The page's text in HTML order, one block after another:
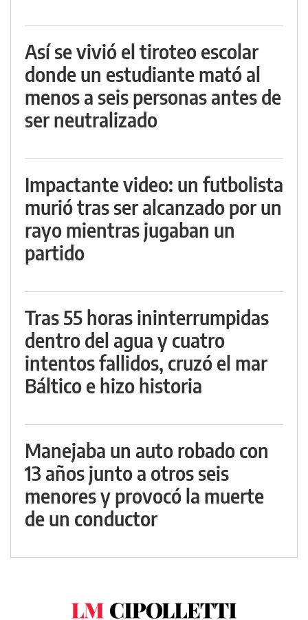
Así se vivió el tiroteo escolar
donde un estudiante mató al
menos a seis personas antes de
ser neutralizado
Impactante video: un futbolista
murió tras ser alcanzado por un
rayo mientras jugaban un
partido
Tras 55 horas ininterrumpidas
dentro del agua y cuatro
intentos fallidos, cruzó el mar
Báltico e hizo historia
Manejaba un auto robado con
13 años junto a otros seis
menores y provocó la muerte
de un conductor